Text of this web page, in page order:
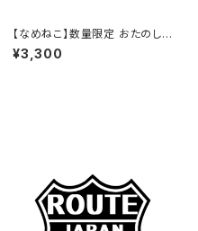
【なめねこ】数量限定 おたのし
み企画！なくなり次第終了 な
めねこ（なめんなよ）Tシャツ （B
¥3,300